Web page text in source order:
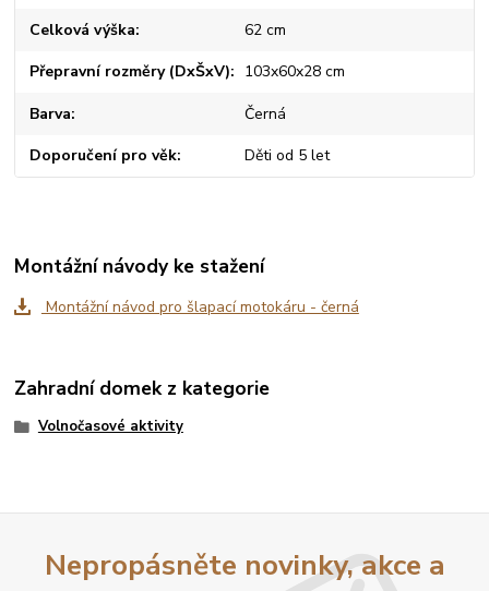
Celková výška 62 cm
Přepravní rozměry (DxŠxV) 103x60x28 cm
Barva Černá
Doporučení pro věk Děti od 5 let
Montážní návody ke stažení
Montážní návod pro šlapací motokáru - černá
Zahradní domek z kategorie
Volnočasové aktivity
Nepropásněte novinky, akce a